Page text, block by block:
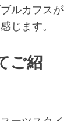
ルカフスが
じます。
ご紹